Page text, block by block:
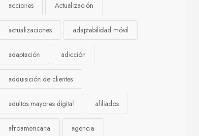
acciones Actualización
actualizaciones adaptabilidad móvil
adaptación adicción
adquisición de clientes
adultos mayores digital afiliados
afroamericana agencia